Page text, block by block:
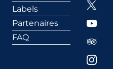
Labels
Partenaires
FAQ